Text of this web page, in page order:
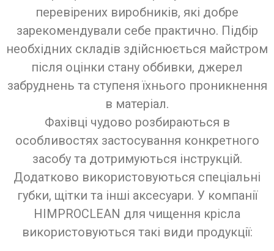
перевірених виробників, які добре
зарекомендували себе практично. Підбір
необхідних складів здійснюється майстром
після оцінки стану оббивки, джерел
забруднень та ступеня їхнього проникнення
в матеріал.
Фахівці чудово розбираються в
особливостях застосування конкретного
засобу та дотримуються інструкцій.
Додатково використовуються спеціальні
губки, щітки та інші аксесуари. У компанії
HIMPROCLEAN для чищення крісла
використовуються такі види продукції: